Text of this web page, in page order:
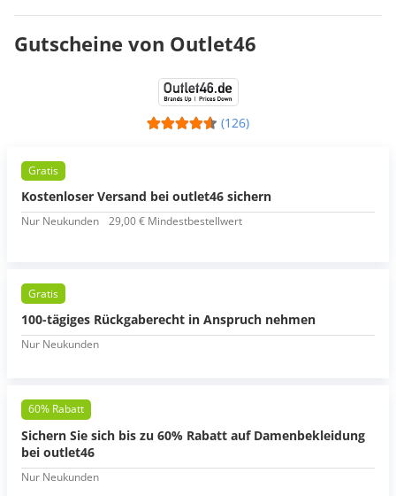
Gutscheine von Outlet46
(126)
Gratis
Kostenloser Versand bei outlet46 sichern
Nur Neukunden 29,00 € Mindestbestellwert
Gratis
100-tägiges Rückgaberecht in Anspruch nehmen
Nur Neukunden
60% Rabatt
Sichern Sie sich bis zu 60% Rabatt auf Damenbekleidung
bei outlet46
Nur Neukunden